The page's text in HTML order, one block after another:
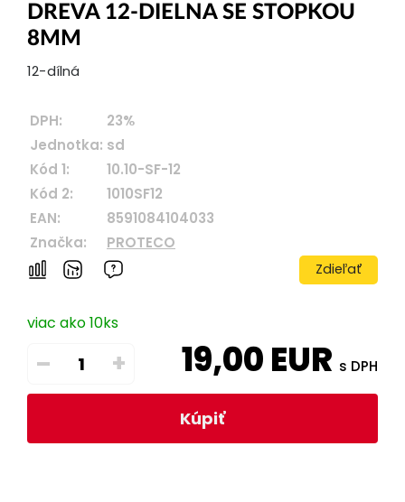
DREVA 12-DIELNA SE STOPKOU
8MM
12-dílná
DPH:
23%
Jednotka: sd
Kód 1:
10.10-SF-12
Kód 2:
1010SF12
EAN:
8591084104033
Značka:
PROTECO
Zdieľať
viac ako 10ks
– + 19,00EUR s DPH
Kúpiť